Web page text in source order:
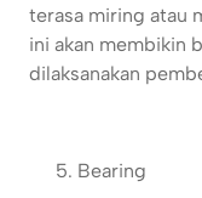
terasa miring atau
ini akan membikin
dilaksanakan
Bearing